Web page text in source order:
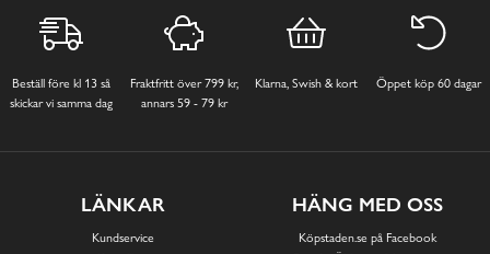
Beställ före kl 13 så
skickar vi samma dag
Fraktfritt över 799 kr,
annars 59 - 79 kr
Klarna, Swish & kort Öppet köp 60 dagar
LÄNKAR
Kundservice
HÄNG MED OSS
Köpstaden.se på Facebook